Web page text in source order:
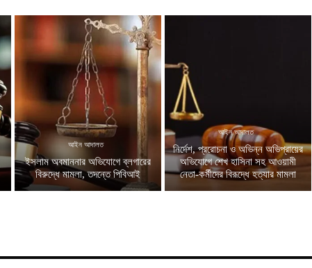
আইন আদালত
ইসলাম অবমাননার অভিযোগে ব্লগারের
বিরুদ্ধে মামলা, তদন্তে পিবিআই
আইন আদালত
নির্দেশ, প্ররোচনা ও অভিন্ন অভিপ্রায়ের
অভিযোগে শেখ হাসিনা সহ আওয়ামী
নেতা-কর্মীদের বিরূদ্ধে হত্যার মামলা